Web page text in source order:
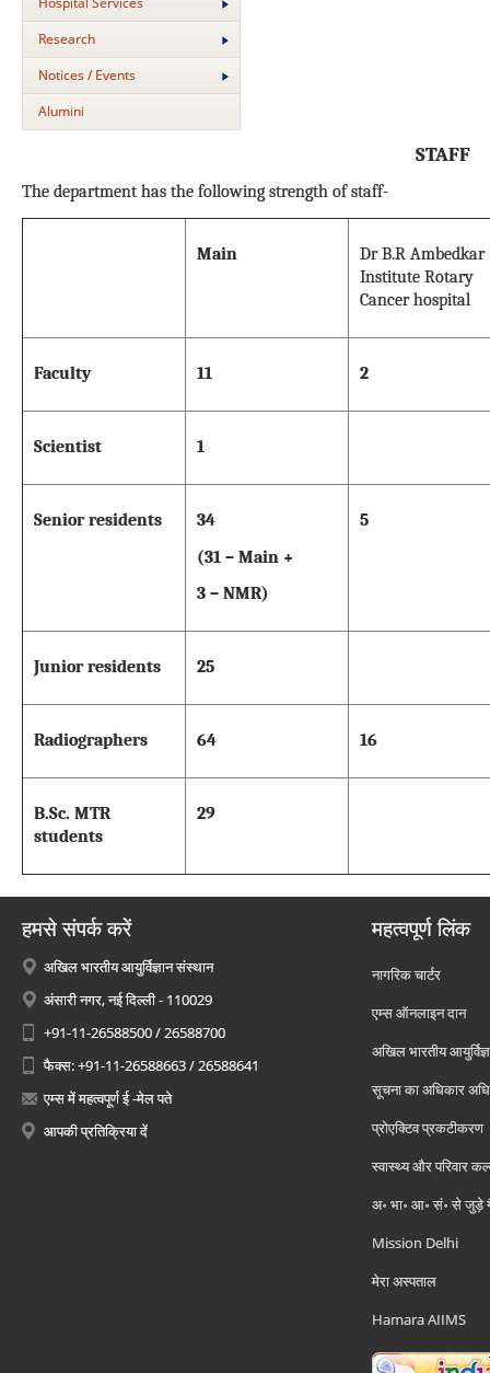
Research
Notices / Events
Alumini
STAFF
The department has the following strength of staff-
Main
Dr B.R Ambedkar
Institute Rotary
Cancer hospital
Faculty 11 2
Scientist 1
Senior residents
34
(31 – Main +
3 – NMR)
5
Junior residents 25
Radiographers 64 16
B.Sc. MTR
students
29
हमसे संपर्क करें
अखिल भारतीय आयुर्विज्ञान संस्थान
अंसारी नगर, नई दिल्ली - 110029
+91-11-26588500 / 26588700
फैक्स: +91-11-26588663 / 26588641
एम्स में महत्वपूर्ण ई -मेल पते
आपकी प्रतिक्रिया दें
महत्वपूर्ण लिंक
नागरिक चार्टर
एम्स ऑनलाइन दान
अखिल भारतीय
सूचना का अधिकार
प्रोएक्टिव प्रकटीकरण
स्वास्थ्य और परिवार
अ॰ भा॰ आ॰ सं॰ से जुड़े
Mission Delhi
मेरा अस्पताल
Hamara AIIMS